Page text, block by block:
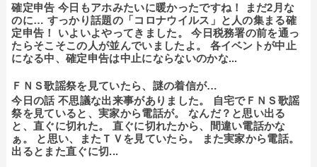
確定申告 今日もアホみたいに暖かったですね！ まだ2月な
のに… すっかり話題の「コロナウイルス」と人の集まる確
定申告！ いよいよやってきました。 今日税務署の前を通っ
たらそこそこの人が並んでいましたよ。 各イベントが中止
になる中、確定申告は中止にならないのかな...
ＦＮＳ歌謡祭を見ていたら、謎の着信が…
今日の話 不思議な出来事がありました。 自宅でＦＮＳ歌謡
祭を見ていると、実家から電話が。 なんだ？と思い出る
と、直ぐに切れた。 直ぐに切れたから、間違い電話かな
ぁ。 と思い、またＴＶを見ていたら。 また実家から電話。
出るとまた直ぐに切...